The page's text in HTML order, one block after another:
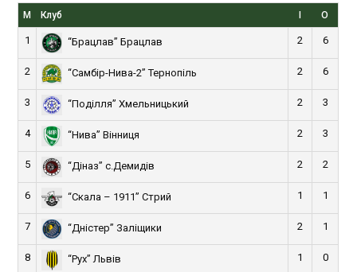
М Клуб І О
1 “Брацлав” Брацлав 2 6
2 “Самбір-Нива-2” Тернопіль 2 6
3 “Поділля” Хмельницький 2 3
4 “Нива” Вінниця 2 3
5 “Діназ” с.Демидів 2 2
6 “Скала – 1911” Стрий 1 1
7 “Дністер” Заліщики 2 1
8 “Рух” Львів 1 0